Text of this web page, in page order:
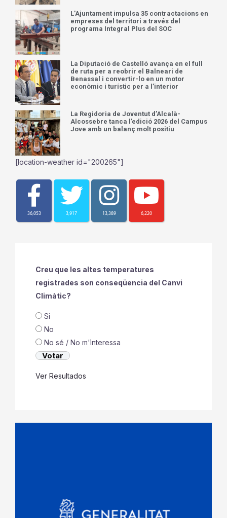
L’Ajuntament impulsa 35 contractacions en
empreses del territori a través del
programa Integral Plus del SOC
La Diputació de Castelló avança en el full
de ruta per a reobrir el Balneari de
Benassal i convertir-lo en un motor
econòmic i turístic per a l’interior
La Regidoria de Joventut d’Alcalà-
Alcossebre tanca l’edició 2026 del Campus
Jove amb un balanç molt positiu
[location-weather id="200265"]
36,053 3,917 13,389 6,220
Creu que les altes temperatures
registrades son conseqüencia del Canvi
Climàtic?
Si
No
No sé / No m'ìnteressa
Ver Resultados